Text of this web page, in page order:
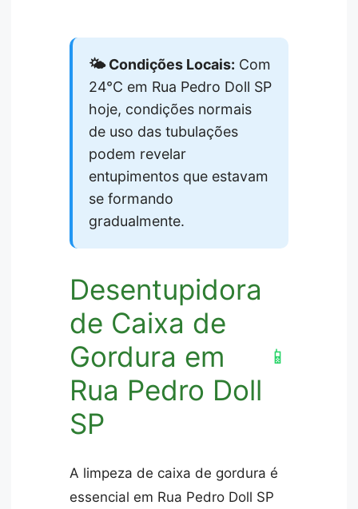
🌤️ Condições Locais: Com
24°C em Rua Pedro Doll SP
hoje, condições normais
de uso das tubulações
podem revelar
entupimentos que estavam
se formando
gradualmente.
Desentupidora
de Caixa de
Gordura em
Rua Pedro Doll
SP
📱
A limpeza de caixa de gordura é
essencial em Rua Pedro Doll SP